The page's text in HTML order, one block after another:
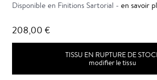
Disponible en Finitions Sartorial - en savoir
208,00 €
TISSU EN RUPTURE DE
modifier le tissu